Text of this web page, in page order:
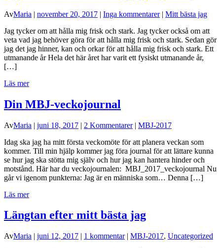
AvMaria | november 20, 2017 | Inga kommentarer| Mitt bästa jag
Jag tycker om att hålla mig frisk och stark. Jag tycker också om att
veta vad jag behöver göra för att hålla mig frisk och stark. Sedan gör
jag det jag hinner, kan och orkar för att hålla mig frisk och stark. Ett
utmanande år Hela det här året har varit ett fysiskt utmanande år,
[…]
Läs mer
Din MBJ-veckojournal
AvMaria | juni 18, 2017 | 2 Kommentarer| MBJ-2017
Idag ska jag ha mitt första veckomöte för att planera veckan som
kommer. Till min hjälp kommer jag föra journal för att lättare kunna
se hur jag ska stötta mig själv och hur jag kan hantera hinder och
motstånd. Här har du veckojournalen: MBJ_2017_veckojournal Nu
går vi igenom punkterna: Jag är en människa som… Denna […]
Läs mer
Längtan efter mitt bästa jag
AvMaria | juni 12, 2017 | 1 kommentar| MBJ-2017, Uncategorized